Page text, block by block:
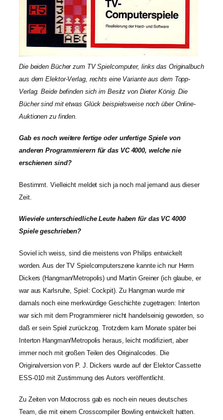
Die beiden Bücher zum TV Spielcomputer, links das Originalbuch
aus dem Elektor-Verlag, rechts eine Variante aus dem Topp-
Verlag. Beide befinden sich im Besitz von Dieter König. Die
Bücher sind mit etwas Glück beispielsweise noch über Online-
Auktionen zu finden.
Gab es noch weitere fertige oder unfertige Spiele von
anderen Programmierern für das VC 4000, welche nie
erschienen sind?
Bestimmt. Vielleicht meldet sich ja noch mal jemand aus dieser
Zeit.
Wieviele unterschiedliche Leute haben für das VC 4000
Spiele geschrieben?
Soviel ich weiss, sind die meistens von Philips entwickelt
worden. Aus der TV Spielcomputerszene kannte ich nur Herrn
Dickers (Hangman/Metropolis) und Martin Greiner (ich glaube, er
war aus Karlsruhe, Spiel: Cockpit). Zu Hangman wurde mir
damals noch eine merkwürdige Geschichte zugetragen: Interton
war sich mit dem Programmierer nicht handelseinig geworden, so
daß er sein Spiel zurückzog. Trotzdem kam Monate später bei
Interton Hangman/Metropolis heraus, leicht modifiziert, aber
immer noch mit großen Teilen des Originalcodes. Die
Originalversion von P. J. Dickers wurde auf der Elektor Cassette
ESS-010 mit Zustimmung des Autors veröffentlicht.
Zu Zeiten von Motocross gab es noch ein neues deutsches
Team, die mit einem Crosscompiler Bowling entwickelt hatten.